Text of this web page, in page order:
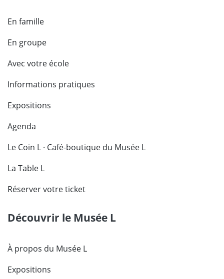
En famille
En groupe
Avec votre école
Informations pratiques
Expositions
Agenda
Le Coin L · Café-boutique du Musée L
La Table L
Réserver votre ticket
Découvrir le Musée L
À propos du Musée L
Expositions